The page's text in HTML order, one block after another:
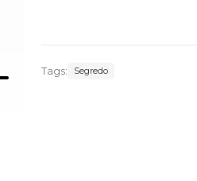
Tags: Segredo